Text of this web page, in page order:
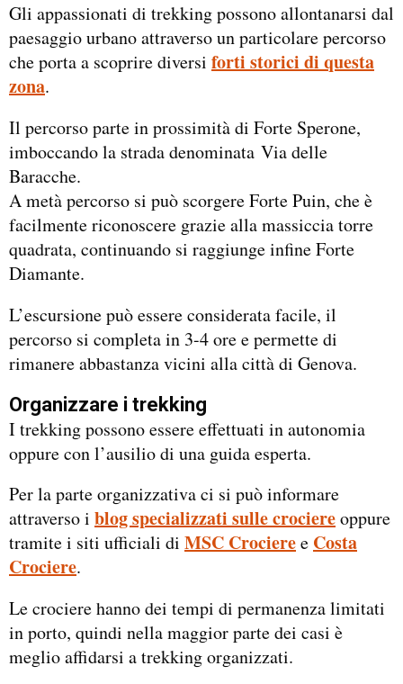
Gli appassionati di trekking possono allontanarsi dal
paesaggio urbano attraverso un particolare percorso
che porta a scoprire diversi forti storici di questa
zona.
Il percorso parte in prossimità di Forte Sperone,
imboccando la strada denominata Via delle
Baracche.
A metà percorso si può scorgere Forte Puin, che è
facilmente riconoscere grazie alla massiccia torre
quadrata, continuando si raggiunge infine Forte
Diamante.
L’escursione può essere considerata facile, il
percorso si completa in 3-4 ore e permette di
rimanere abbastanza vicini alla città di Genova.
Organizzare i trekking
I trekking possono essere effettuati in autonomia
oppure con l’ausilio di una guida esperta.
Per la parte organizzativa ci si può informare
attraverso i blog specializzati sulle crociereoppure
tramite i siti ufficiali di MSC Crocieree Costa
Crociere.
Le crociere hanno dei tempi di permanenza limitati
in porto, quindi nella maggior parte dei casi è
meglio affidarsi a trekking organizzati.